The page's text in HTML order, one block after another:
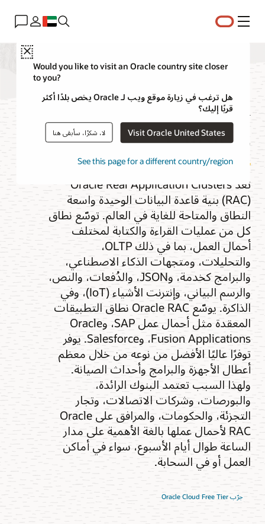
القائمة
Close
Would you like to visit an Oracle country site closer
to you?
هل ترغب في زيارة موقع ويب لـ Oracle يخص بلدًا أكثر
قربًا إليك؟
Visit Oracle United States لا، شكرًا، سأبقى هنا
See this page for a different country/region
Real Application
Clusters
تعد Oracle Real Application Clusters
(RAC) بنية قاعدة البيانات الوحيدة واسعة
النطاق والمتاحة للغاية في العالم. توسّع نطاق
كل من عمليات القراءة والكتابة لمختلف
أحمال العمل، بما في ذلك OLTP،
والتحليلات، ومتجهات الذكاء الاصطناعي،
والبرامج كخدمة، وJSON، والدُفعات، والنص،
والرسم البياني، وإنترنت الأشياء (IoT)، وفي
الذاكرة. يوسّع Oracle RAC نطاق التطبيقات
المعقدة مثل أحمال عمل SAP، وOracle
Fusion Applications، وSalesforce. يوفر
توفرًا عاليًا الأفضل من نوعه من خلال معظم
أعطال الأجهزة والبرامج وأحداث الصيانة.
ولهذا السبب تعتمد البنوك الرائدة،
والبورصات، وشركات الاتصالات، وتجار
التجزئة، والحكومات، والمرافق على Oracle
RAC لأحمال عملها بالغة الأهمية على مدار
الساعة طوال أيام الأسبوع، سواء في أماكن
العمل أو في السحابة.
جرّب Oracle Cloud Free Tier